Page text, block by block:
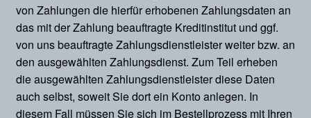
von Zahlungen die hierfür erhobenen Zahlungsdaten an
das mit der Zahlung beauftragte Kreditinstitut und ggf.
von uns beauftragte Zahlungsdienstleister weiter bzw. an
den ausgewählten Zahlungsdienst. Zum Teil erheben
die ausgewählten Zahlungsdienstleister diese Daten
auch selbst, soweit Sie dort ein Konto anlegen. In
diesem Fall müssen Sie sich im Bestellprozess mit Ihren